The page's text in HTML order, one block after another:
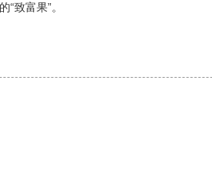
致富果”。